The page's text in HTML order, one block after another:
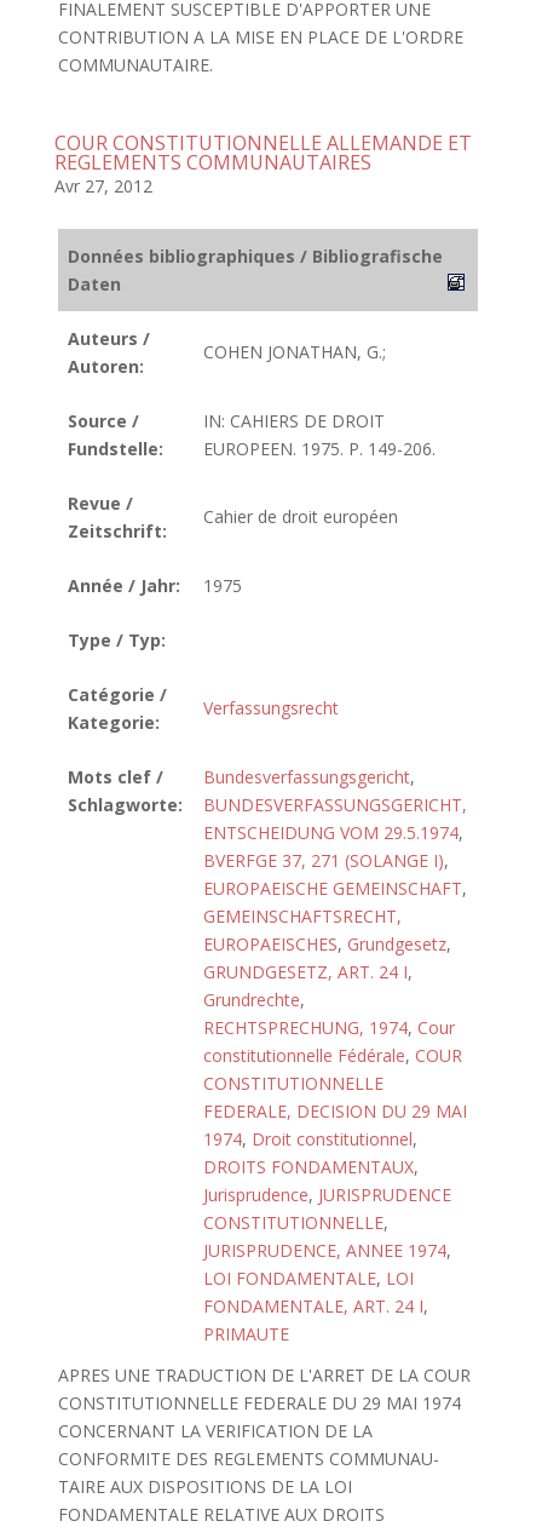
FINALEMENT SUSCEPTIBLE D'APPORTER UNE
CONTRIBUTION A LA MISE EN PLACE DE L'ORDRE
COMMUNAUTAIRE.
COUR CONSTITUTIONNELLE ALLEMANDE ET
REGLEMENTS COMMUNAUTAIRES
Avr 27, 2012
Données bibliographiques / Bibliografische
Daten
Auteurs /
Autoren:
COHEN JONATHAN, G.;
Source /
Fundstelle:
IN: CAHIERS DE DROIT
EUROPEEN. 1975. P. 149-206.
Revue /
Zeitschrift:
Cahier de droit européen
Année / Jahr: 1975
Type / Typ:
Catégorie /
Kategorie:
Verfassungsrecht
Mots clef /
Schlagworte:
Bundesverfassungsgericht,
BUNDESVERFASSUNGSGERICHT,
ENTSCHEIDUNG VOM 29.5.1974,
BVERFGE 37, 271 (SOLANGE I),
EUROPAEISCHE GEMEINSCHAFT,
GEMEINSCHAFTSRECHT,
EUROPAEISCHES, Grundgesetz,
GRUNDGESETZ, ART. 24 I,
Grundrechte,
RECHTSPRECHUNG, 1974, Cour
constitutionnelle Fédérale, COUR
CONSTITUTIONNELLE
FEDERALE, DECISION DU 29 MAI
1974, Droit constitutionnel,
DROITS FONDAMENTAUX,
Jurisprudence, JURISPRUDENCE
CONSTITUTIONNELLE,
JURISPRUDENCE, ANNEE 1974,
LOI FONDAMENTALE, LOI
FONDAMENTALE, ART. 24 I,
PRIMAUTE
APRES UNE TRADUCTION DE L'ARRET DE LA COUR
CONSTITUTIONNELLE FEDERALE DU 29 MAI 1974
CONCERNANT LA VERIFICATION DE LA
CONFORMITE DES REGLEMENTS COMMUNAU-
TAIRE AUX DISPOSITIONS DE LA LOI
FONDAMENTALE RELATIVE AUX DROITS